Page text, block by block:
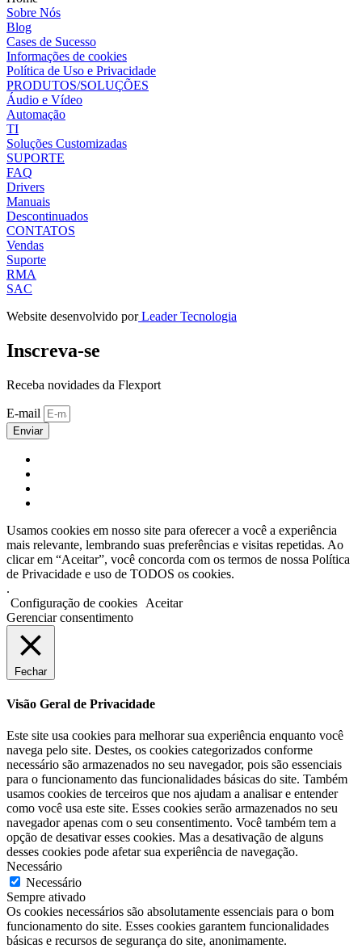
Sobre Nós
Blog
Cases de Sucesso
Informações de cookies
Política de Uso e Privacidade
PRODUTOS/SOLUÇÕES
Áudio e Vídeo
Automação
TI
Soluções Customizadas
SUPORTE
FAQ
Drivers
Manuais
Descontinuados
CONTATOS
Vendas
Suporte
RMA
SAC
Website desenvolvido porLeader Tecnologia
Inscreva-se
Receba novidades da Flexport
E-mail
Enviar
Usamos cookies em nosso site para oferecer a você a experiência
mais relevante, lembrando suas preferências e visitas repetidas. Ao
clicar em “Aceitar”, você concorda com os termos de nossa Política
de Privacidade e uso de TODOS os cookies.
.
Configuração de cookies
Aceitar
Gerenciar consentimento
Fechar
Visão Geral de Privacidade
Este site usa cookies para melhorar sua experiência enquanto você
navega pelo site. Destes, os cookies categorizados conforme
necessário são armazenados no seu navegador, pois são essenciais
para o funcionamento das funcionalidades básicas do site. Também
usamos cookies de terceiros que nos ajudam a analisar e entender
como você usa este site. Esses cookies serão armazenados no seu
navegador apenas com o seu consentimento. Você também tem a
opção de desativar esses cookies. Mas a desativação de alguns
desses cookies pode afetar sua experiência de navegação.
Necessário
Necessário
Sempre ativado
Os cookies necessários são absolutamente essenciais para o bom
funcionamento do site. Esses cookies garantem funcionalidades
básicas e recursos de segurança do site, anonimamente.